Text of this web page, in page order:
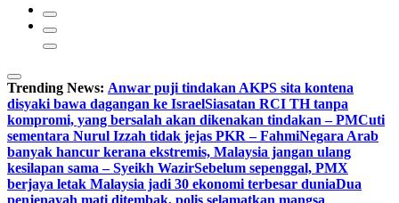
Trending News: Anwar puji tindakan AKPS sita kontena
disyaki bawa dagangan ke IsraelSiasatan RCI TH tanpa
kompromi, yang bersalah akan dikenakan tindakan – PMCuti
sementara Nurul Izzah tidak jejas PKR – FahmiNegara Arab
banyak hancur kerana ekstremis, Malaysia jangan ulang
kesilapan sama – Syeikh WazirSebelum sepenggal, PMX
berjaya letak Malaysia jadi 30 ekonomi terbesar duniaDua